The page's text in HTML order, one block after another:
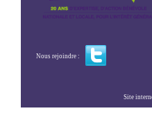
Nous rejoindre :
Site internet de l'Association